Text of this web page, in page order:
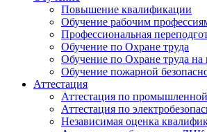
Повышение квалификации
Обучение рабочим
Профессиональная
Обучение по Охране труда
Обучение по Охране труда на
Обучение пожарной
Аттестация
Аттестация по промышленной
Аттестация по
Независимая оценка